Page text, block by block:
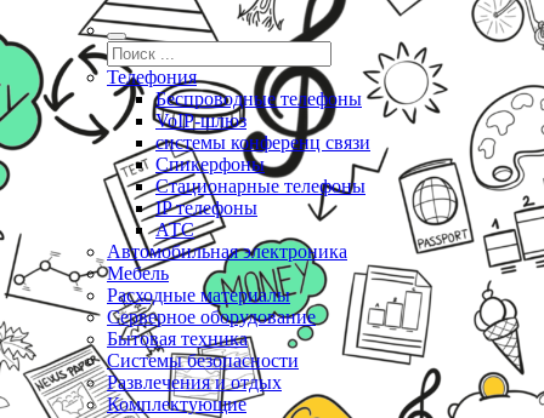
Телефония
Беспроводные телефоны
VoIP-шлюз
системы конференц связи
Спикерфоны
Стационарные телефоны
IP телефоны
АТС
Автомобильная электроника
Мебель
Расходные материалы
Серверное оборудование
Бытовая техника
Системы безопасности
Развлечения и отдых
Комплектующие